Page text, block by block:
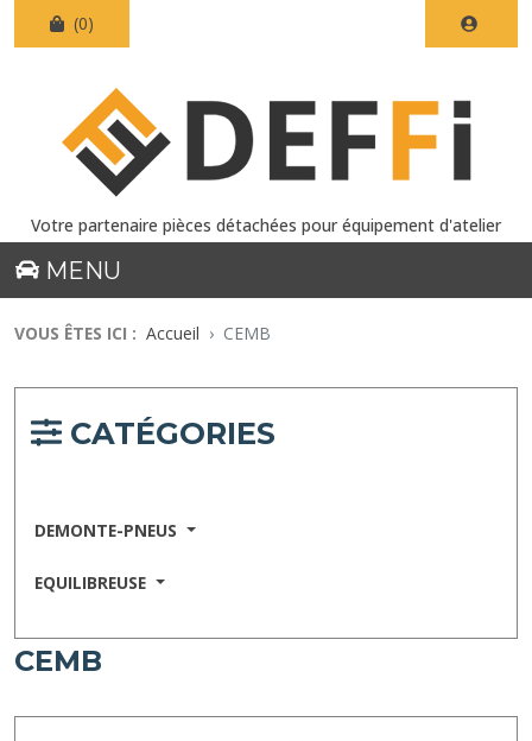
(0)
Votre partenaire pièces détachées pour équipement d'atelier
MENU
VOUS ÊTES ICI : Accueil CEMB
CATÉGORIES
DEMONTE-PNEUS
EQUILIBREUSE
CEMB